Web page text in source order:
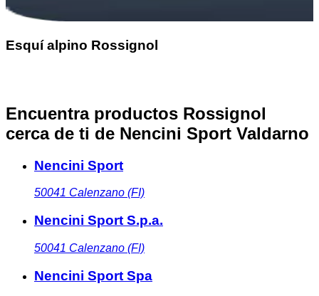
Esquí alpino Rossignol
Encuentra productos Rossignol
cerca de ti de Nencini Sport Valdarno
Nencini Sport
50041 Calenzano (FI)
Nencini Sport S.p.a.
50041 Calenzano (FI)
Nencini Sport Spa